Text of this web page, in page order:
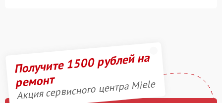
Получите 1500 рублей на
ремонт
Акция сервисного центра Miele